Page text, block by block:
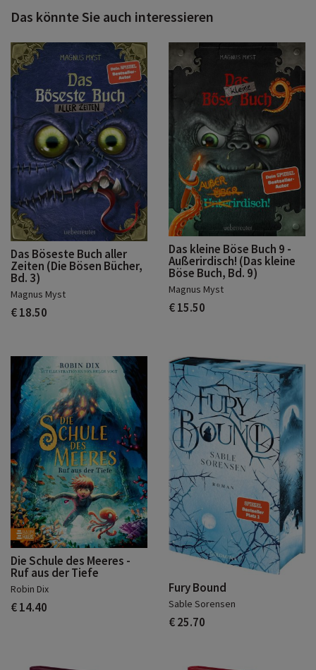
Das könnte Sie auch interessieren
Das Böseste Buch aller
Zeiten (Die Bösen Bücher,
Bd. 3)
Magnus Myst
€ 18.50
Das kleine Böse Buch 9 -
Außerirdisch! (Das kleine
Böse Buch, Bd. 9)
Magnus Myst
€ 15.50
Die Schule des Meeres -
Ruf aus der Tiefe
Robin Dix
€ 14.40
Fury Bound
Sable Sorensen
€ 25.70